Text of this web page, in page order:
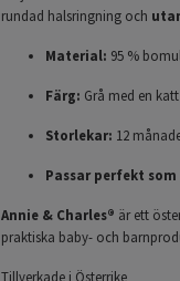
rundad halsringning och
Material: 95 %
Färg: Grå med en
Storlekar: 12
Passar perfekt
Annie & Charles® är ett
praktiska baby- och
Tillverkade i Österrike